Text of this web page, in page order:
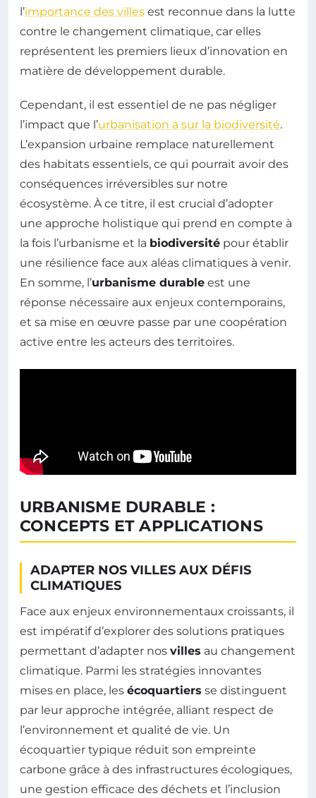
l’importance des villes est reconnue dans la lutte
contre le changement climatique, car elles
représentent les premiers lieux d’innovation en
matière de développement durable.
Cependant, il est essentiel de ne pas négliger
l’impact que l’urbanisation a sur la biodiversité.
L’expansion urbaine remplace naturellement
des habitats essentiels, ce qui pourrait avoir des
conséquences irréversibles sur notre
écosystème. À ce titre, il est crucial d’adopter
une approche holistique qui prend en compte à
la fois l’urbanisme et la biodiversité pour établir
une résilience face aux aléas climatiques à venir.
En somme, l’urbanisme durable est une
réponse nécessaire aux enjeux contemporains,
et sa mise en œuvre passe par une coopération
active entre les acteurs des territoires.
URBANISME DURABLE :
CONCEPTS ET APPLICATIONS
ADAPTER NOS VILLES AUX DÉFIS
CLIMATIQUES
Face aux enjeux environnementaux croissants, il
est impératif d’explorer des solutions pratiques
permettant d’adapter nos villes au changement
climatique. Parmi les stratégies innovantes
mises en place, les écoquartiers se distinguent
par leur approche intégrée, alliant respect de
l’environnement et qualité de vie. Un
écoquartier typique réduit son empreinte
carbone grâce à des infrastructures écologiques,
une gestion efficace des déchets et l’inclusion